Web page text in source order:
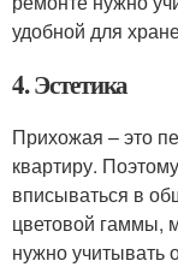
удобной для
4. Эстетика
Прихожая – это
квартиру.
вписываться в
цветовой гаммы,
нужно учитывать